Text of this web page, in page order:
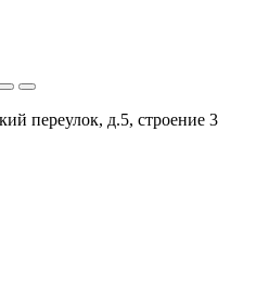
переулок, д.5, строение 3